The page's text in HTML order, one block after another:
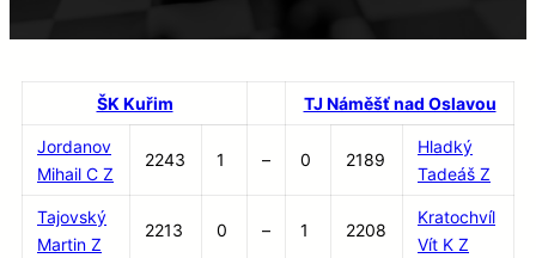
ŠK Kuřim TJ Náměšť nad Oslavou
Jordanov
Mihail C Z
2243 1 – 0 2189
Hladký
Tadeáš Z
Tajovský
Martin Z
2213 0 – 1 2208
Kratochvíl
Vít K Z